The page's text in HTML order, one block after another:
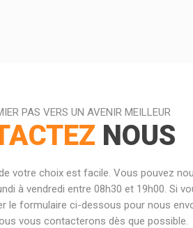
PAS VERS UN AVENIR MEILLEUR
NOUS
votre choix est facile. Vous pouvez
à vendredi entre 08h30 et 19h00. Si
le formulaire ci-dessous pour nous
vous contacterons dès que possible.